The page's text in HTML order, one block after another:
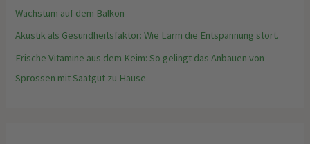
Wachstum auf dem Balkon
Akustik als Gesundheitsfaktor: Wie Lärm die Entspannung stört.
Frische Vitamine aus dem Keim: So gelingt das Anbauen von
Sprossen mit Saatgut zu Hause